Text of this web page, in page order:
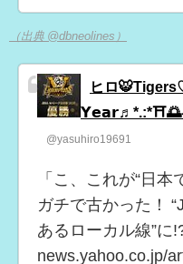
（出典 @dbneolines）
ヒロ
@yasuhiro19691
「こ、これが“日本
ガチで古かった！
あるローカル線”に
news.yahoo.co.jp/